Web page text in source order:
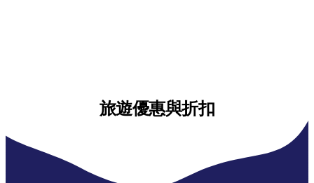
旅遊優惠與折扣